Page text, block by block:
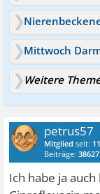
Weitere
petrus57
Mitglied seit:
Beiträge:38627
Ich habe ja